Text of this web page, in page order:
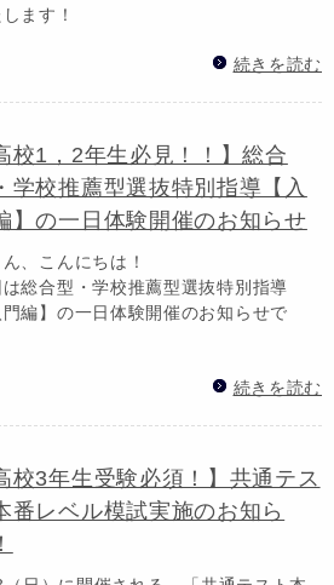
ます！
続きを読む
校1，2年生必見！！】総合
学校推薦型選抜特別指導【入
】の一日体験開催のお知らせ
、こんにちは！
総合型・学校推薦型選抜特別指導
門編】の一日体験開催のお知らせで
続きを読む
校3年生受験必須！】共通テス
番レベル模試実施のお知ら